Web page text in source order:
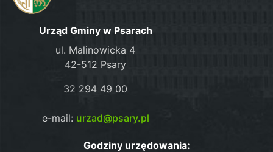
Urząd Gminy w Psarach
ul. Malinowicka 4
42-512 Psary
32 294 49 00
e-mail: urzad@psary.pl
Godziny urzędowania: